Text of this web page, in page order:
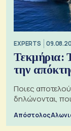
EXPERTS
Τεκμήρια:
την
Ποιες
δηλώνονται,
Απόστολος